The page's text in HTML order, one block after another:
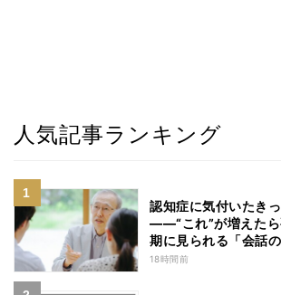
人気記事ランキング
認知症に気付いたき
――“これ”が増えたら
期に見られる「会話
18時間前